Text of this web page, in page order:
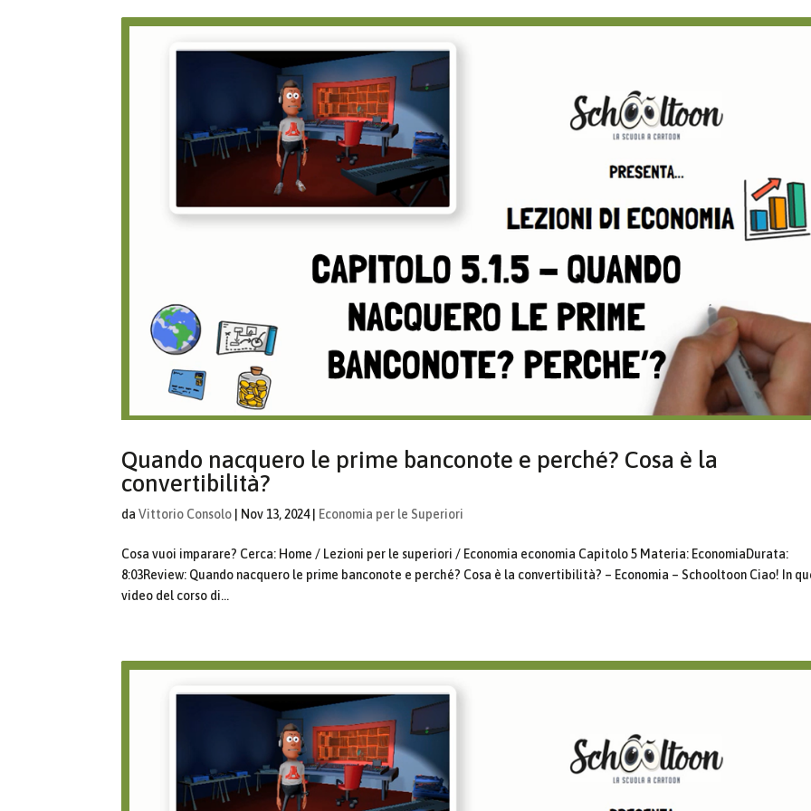
Quando nacquero le prime banconote e perché? Cosa è la
convertibilità?
daVittorio Consolo | Nov 13, 2024| Economia per le Superiori
Cosa vuoi imparare? Cerca: Home / Lezioni per le superiori / Economia economia Capitolo 5 Materia: EconomiaDurata:
8:03Review: Quando nacquero le prime banconote e perché? Cosa è la convertibilità? – Economia – Schooltoon Ciao! In
video del corso di...